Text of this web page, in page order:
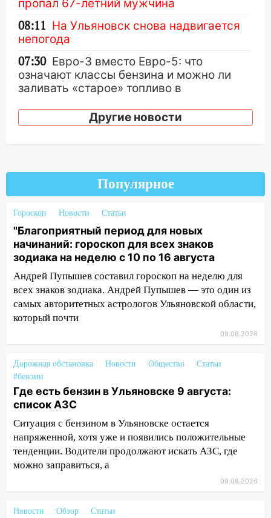
пропал 67-летний мужчина
08:11 На Ульяновск снова надвигается
непогода
07:30 Евро-3 вместо Евро-5: что
означают классы бензина и можно ли
заливать «старое» топливо в
06:30 Какая погода будет в Ульяновской
измениться: гороскоп на 9 августа —
три знака получат шанс, который нельзя
упустить
08.08.2026
20:10 Во время урагана в Ульяновске на
Волге перевернулась лодка
19:55 В Ульяновске упавшее дерево
заблокировало в машине двух женщин
17:15 В Ульяновской области
ремонтируют девять мостов: один уже
17:00
урагана 8 августа
16:38 Прогноз погоды в Ульяновской
области на 9 августа
16:34 Из-за мощной непогоды в
Ульяновске отменили фестиваль «Наше
время»
Мелекесский район первым в
Другие новости
Популярное
Гороскоп Новости Статьи
"Благоприятный период для новых
начинаний: гороскоп для всех знаков
зодиака на неделю с 10 по 16 августа
Андрей Пупышев составил гороскоп на неделю для
всех знаков зодиака. Андрей Пупышев — это один из
самых авторитетных астрологов Ульяновской области,
который почти
09.08.2026
Дорожная обстановка Новости Общество
Статьи
#бензин
Где есть бензин в Ульяновске 9 августа:
список АЗС
Ситуация с бензином в Ульяновске остается
напряженной, хотя уже и появились положительные
тенденции. Водители продолжают искать АЗС, где
можно заправиться, а
09.08.2026
Новости Обзор
Статьи